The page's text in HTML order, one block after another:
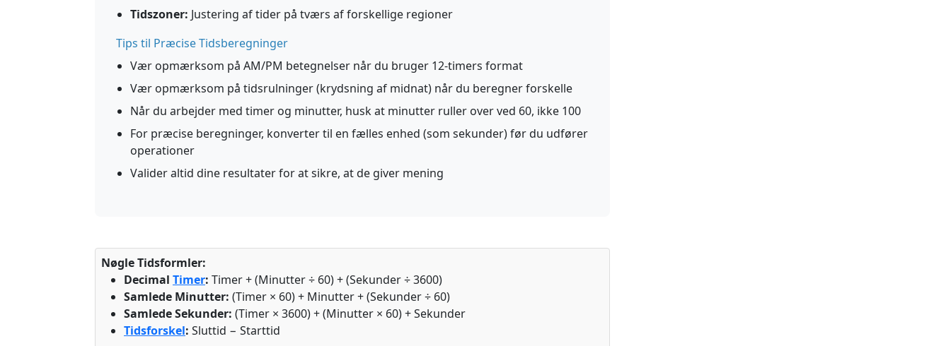
Tidszoner: Justering af tider på tværs af forskellige regioner
Tips til Præcise Tidsberegninger
Vær opmærksom på AM/PM betegnelser når du bruger 12-timers format
Vær opmærksom på tidsrulninger (krydsning af midnat) når du beregner forskelle
Når du arbejder med timer og minutter, husk at minutter ruller over ved 60, ikke 100
For præcise beregninger, konverter til en fælles enhed (som sekunder) før du udfører
operationer
Valider altid dine resultater for at sikre, at de giver mening
Nøgle Tidsformler:
Decimal Timer: Timer + (Minutter ÷ 60) + (Sekunder ÷ 3600)
Samlede Minutter: (Timer × 60) + Minutter + (Sekunder ÷ 60)
Samlede Sekunder: (Timer × 3600) + (Minutter × 60) + Sekunder
Tidsforskel: Sluttid − Starttid